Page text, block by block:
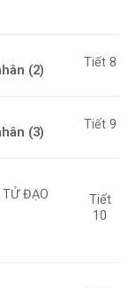
(2)
Tiết 8
(3)
Tiết 9
TỬ ĐẠO
Tiết
10